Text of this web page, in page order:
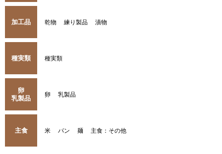
加工品 乾物 練り製品 漬物
種実類 種実類
卵
乳製品
卵 乳製品
主食 米 パン 麺 主食：その他